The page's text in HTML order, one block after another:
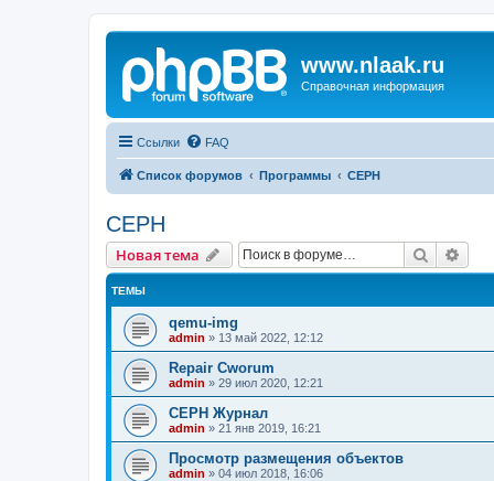
www.nlaak.ru
Справочная информация
Ссылки FAQ
Список форумов Программы CEPH
CEPH
Новая тема Поиск
ТЕМЫ
qemu-img
admin » 13 май 2022, 12:12
Repair Cworum
admin » 29 июл 2020, 12:21
CEPH Журнал
admin » 21 янв 2019, 16:21
Просмотр размещения объектов
admin » 04 июл 2018, 16:06